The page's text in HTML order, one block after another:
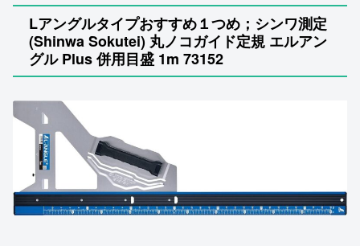
Lアングルタイプおすすめ１つめ；シンワ測定
(Shinwa Sokutei) 丸ノコガイド定規 エルアン
グル Plus 併用目盛 1m 73152